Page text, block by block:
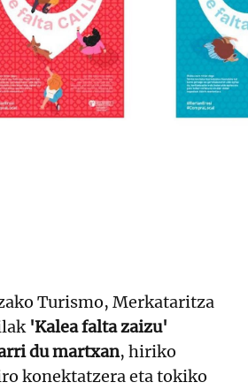
Turismo, Merkataritza
'Kalea falta zaizu'
du martxan, hiriko
konektatzera eta tokiko